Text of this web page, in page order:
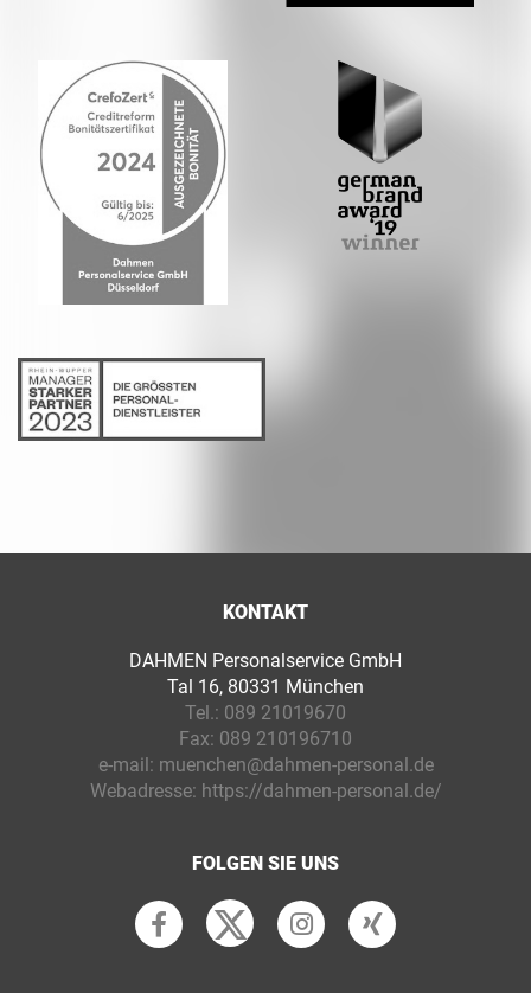
KONTAKT
DAHMEN Personalservice GmbH
Tal 16, 80331 München
Tel.: 089 21019670
Fax: 089 210196710
e-mail: muenchen@dahmen-personal.de
Webadresse: https://dahmen-personal.de/
FOLGEN SIE UNS